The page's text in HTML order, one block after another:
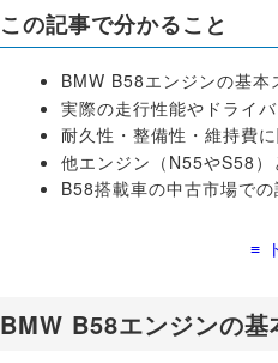
この記事で分かること
BMW B58エンジンの基本
実際の走行性能やドライ
耐久性・整備性・維持費
他エンジン（N55やS58）
B58搭載車の中古市場で
≡
BMW B58エンジンの